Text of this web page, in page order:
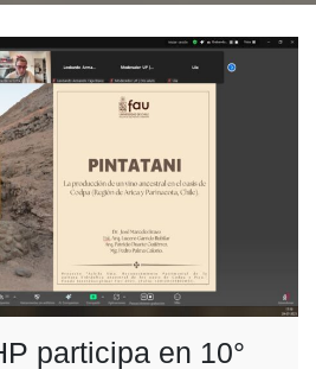
participa en 10°